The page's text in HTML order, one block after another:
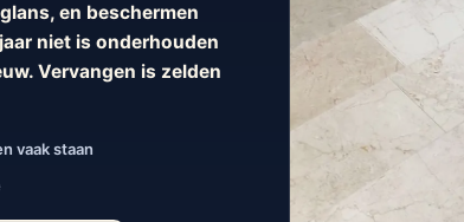
en beschermen
niet is onderhouden
Vervangen is zelden
vaak staan